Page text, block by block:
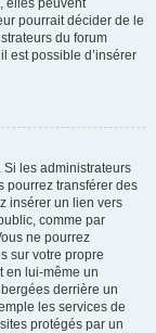
elles peuvent
pourrait décider de le
du forum
est possible d’insérer
les administrateurs
pourrez transférer des
insérer un lien vers
comme par
ne pourrez
sur votre propre
en lui-même un
derrière un
les services de
protégés par un